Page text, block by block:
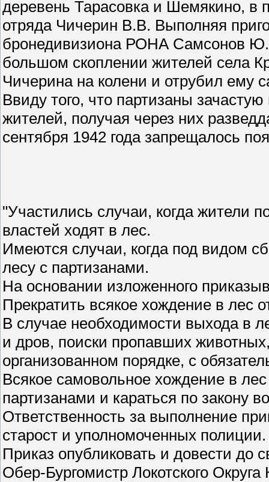
деревень Тарасовка и Шемякино, в
отряда Чичерин В.В. Выполняя
бронедивизиона РОНА Самсонов
большом скоплении жителей села
Чичерина на колени и отрубил ему
Ввиду того, что партизаны
жителей, получая через них
сентября 1942 года запрещалось
"Участились случаи, когда жители
властей ходят в лес.
Имеются случаи, когда под видом
лесу с партизанами.
На основании изложенного
Прекратить всякое хождение в лес
В случае необходимости выхода в
и дров, поиски пропавших
организованном порядке, с
Всякое самовольное хождение в
партизанами и караться по закону
Ответственность за выполнение
старост и уполномоченных полиции.
Приказ опубликовать и довести до
Обер-Бургомистр Локотского